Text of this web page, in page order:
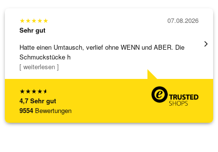
★★★★★
4,7 Sehr gut
9554 Bewertungen
★★★★★
Sehr gut
Hatte einen Umtausch, verlief ohne WENN und ABER. Die
Schmuckstücke h
[ weiterlesen ]
07.08.2026
Eine